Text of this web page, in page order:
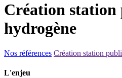
Création station
hydrogène
Nos références Création station
L'enjeu